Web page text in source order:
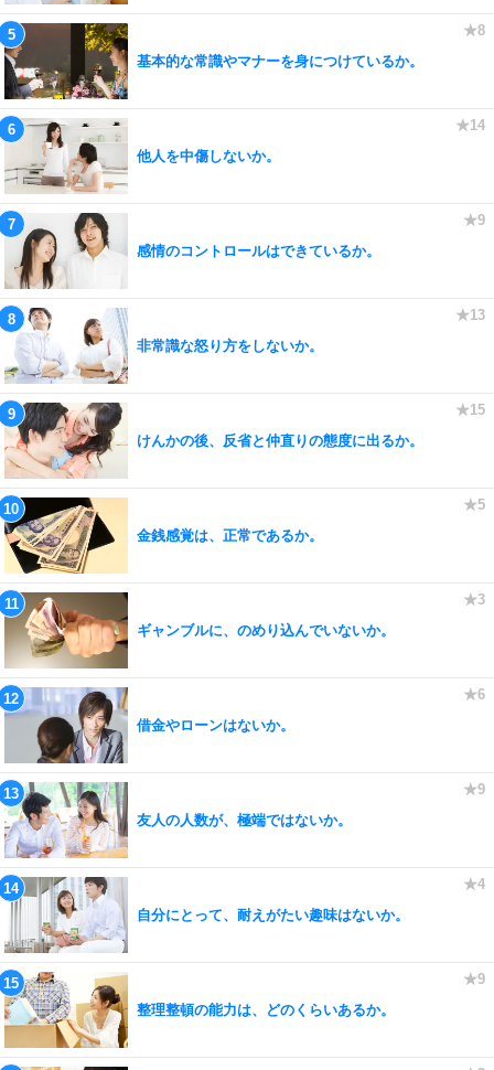
基本的な常識やマナーを身につけているか。
他人を中傷しないか。
感情のコントロールはできているか。
非常識な怒り方をしないか。
けんかの後、反省と仲直りの態度に出るか。
金銭感覚は、正常であるか。
ギャンブルに、のめり込んでいないか。
借金やローンはないか。
友人の人数が、極端ではないか。
自分にとって、耐えがたい趣味はないか。
整理整頓の能力は、どのくらいあるか。